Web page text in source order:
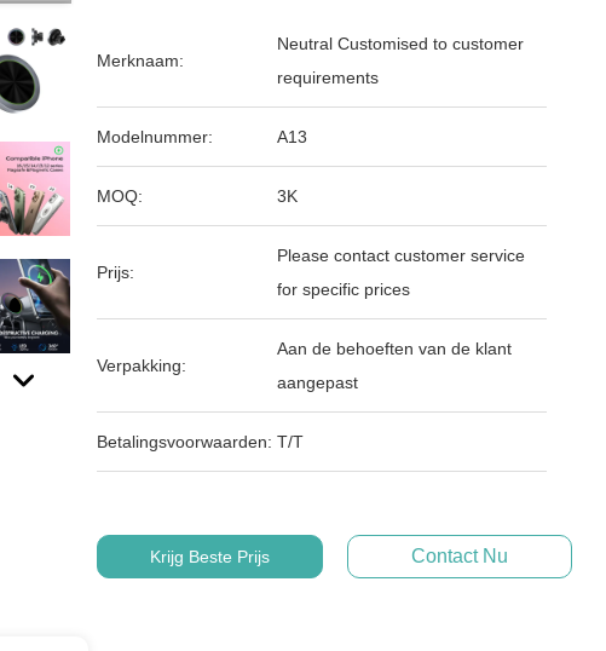
Merknaam:
Neutral Customised to customer
requirements
Modelnummer: A13
MOQ: 3K
Prijs:
Please contact customer service
for specific prices
Verpakking:
Aan de behoeften van de klant
aangepast
Betalingsvoorwaarden: T/T
Krijg Beste Prijs Contact Nu